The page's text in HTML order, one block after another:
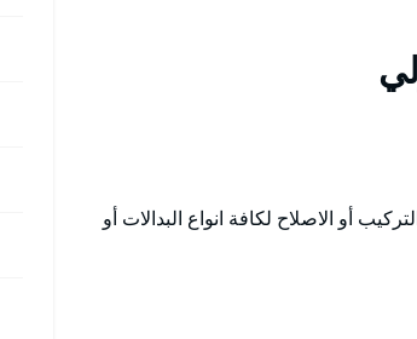
أو الاصلاح لكافة انواع البدالات أو